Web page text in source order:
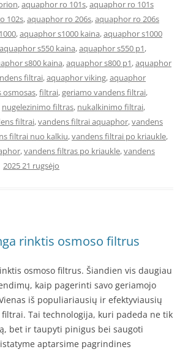
,aquaphor ro 101s,aquaphor ro 101s
102s,aquaphor ro 206s,aquaphor ro 206s
,aquaphor s1000 kaina,aquaphor s1000
aquaphor s550 kaina,aquaphor s550 p1,
s800 kaina,aquaphor s800 p1,aquaphor
filtrai,aquaphor viking,aquaphor
osmosas,filtrai,geriamo vandens filtrai,
nugelezinimo filtras, nukalkinimo filtrai,
filtrai,vandens filtrai aquaphor,vandens
filtrai nuo kalkiu,vandens filtrai po kriaukle,
,vandens filtras po kriaukle,vandens
2025 21 rugsėjo
rinktis osmoso filtrus
osmoso filtrus. Šiandien vis daugiau
kaip pagerinti savo geriamojo
iš populiariausių ir efektyviausių
Tai technologija, kuri padeda ne tik
bet ir taupyti pinigus bei saugoti
aptarsime pagrindines